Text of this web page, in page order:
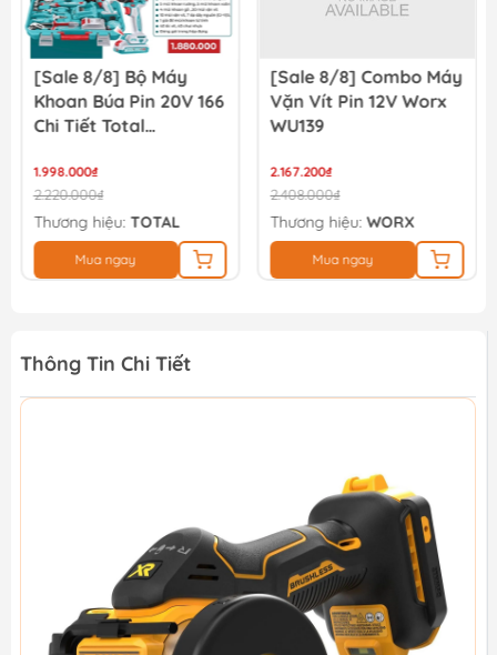
[Sale 8/8] Bộ Máy
Khoan Búa Pin 20V 166
Chi Tiết Total
THKTHP41667
1.998.000₫
2.220.000₫
Thương hiệu: TOTAL
Mua ngay
[Sale 8/8] Combo Máy
Vặn Vít Pin 12V Worx
WU139
2.167.200₫
2.408.000₫
Thương hiệu:WORX
Mua ngay
Thông Tin Chi Tiết